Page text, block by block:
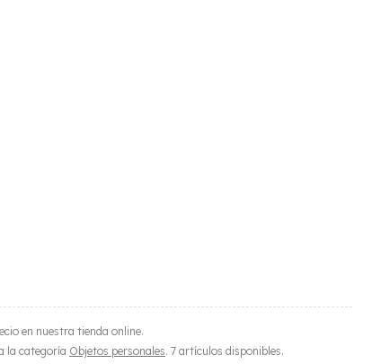
en nuestra tienda online.
la categoría Objetos personales. 7 artículos disponibles.